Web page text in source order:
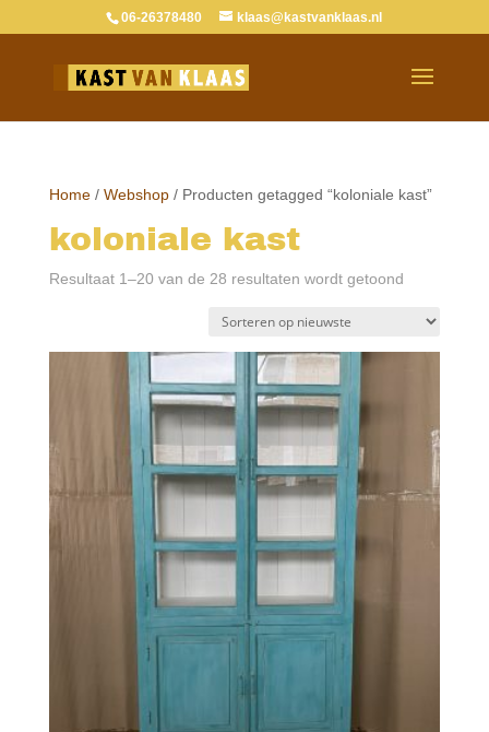
06-26378480 klaas@kastvanklaas.nl
Home/ Webshop/ Producten getagged “koloniale kast”
koloniale kast
Resultaat 1–20 van de 28 resultaten wordt getoondGesorteerd
nieuwste